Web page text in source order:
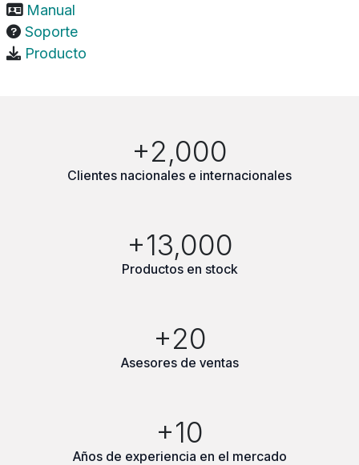
Manual
Soporte
Producto
+2,000
Clientes nacionales e internacionales
+13,000
Productos en stock
+20
Asesores de ventas
+10
Años de experiencia en el mercado